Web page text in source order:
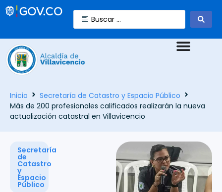
Inicio
Secretaría de Catastro y Espacio Público
Más de 200 profesionales calificados realizarán la nueva
actualización catastral en Villavicencio
Secretaría
de
Catastro
y
Espacio
Público